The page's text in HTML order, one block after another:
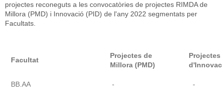
projectes reconeguts a les convocatòries de projectes RIMDA de
Millora (PMD) i Innovació (PID) de l'any 2022 segmentats per
Facultats.
Facultat
Projectes de
Millora (PMD)
Projectes
BB.AA - -